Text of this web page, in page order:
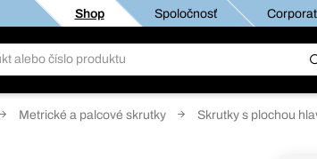
Shop Spoločnosť
Metrické a palcové skrutky Skrutky s plochou